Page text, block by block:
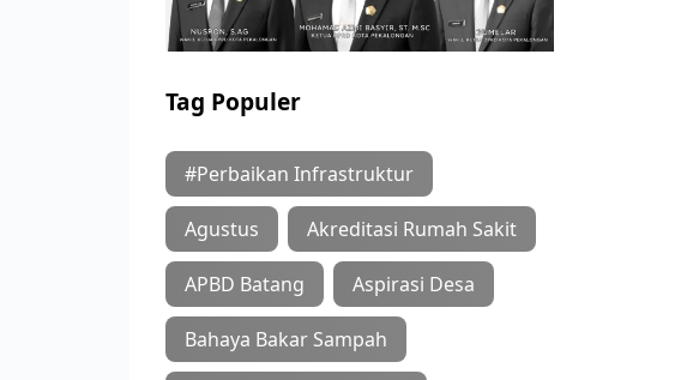
Tag Populer
#Perbaikan Infrastruktur
Agustus Akreditasi Rumah Sakit
APBD Batang Aspirasi Desa
Bahaya Bakar Sampah